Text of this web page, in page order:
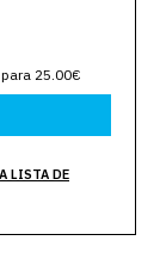
25.00€
LISTA DE